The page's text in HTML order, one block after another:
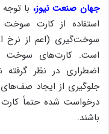
جهان صنعت نیوز، با
استفاده از کارت
سوخت‌گیری (اعم از نرخ
است. کارت‌های سوخت
اضطراری در نظر
جلوگیری از ایجاد صف‌های
درخواست شده حتماً
باشند.